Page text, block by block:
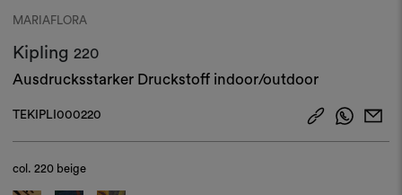
MARIAFLORA
Kipling220
Ausdrucksstarker Druckstoff indoor/outdoor
TEKIPLI000220
col.220 beige